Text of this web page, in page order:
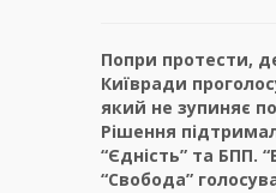
Попри протести,
Київради
який не зупиняє
Рішення
“Єдність” та БПП.
“Свобода”